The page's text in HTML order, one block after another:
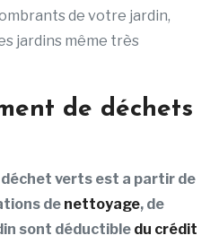
de votre jardin,
jardins même très
de déchets
déchet verts est a partir de
de nettoyage, de
sont déductible du crédit